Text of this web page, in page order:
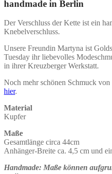
handmade in Berlin
Der Verschluss der Kette ist ein
Knebelverschluss.
Unsere Freundin Martyna ist
Tuesday ihr liebevolles
in ihrer Kreuzberger Werkstatt.
Noch mehr schönen Schmuck
hier.
Material
Kupfer
Maße
Gesamtlänge circa 44cm
Anhänger-Breite ca. 4,5 cm und
Handmade: Maße können